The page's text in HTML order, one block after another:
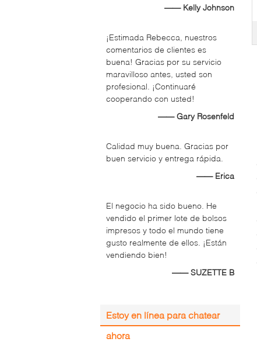
—— Kelly Johnson
¡Estimada Rebecca, nuestros
comentarios de clientes es
buena! Gracias por su servicio
maravilloso antes, usted son
profesional. ¡Continuaré
cooperando con usted!
—— Gary Rosenfeld
Calidad muy buena. Gracias por
buen servicio y entrega rápida.
—— Erica
El negocio ha sido bueno. He
vendido el primer lote de bolsos
impresos y todo el mundo tiene
gusto realmente de ellos. ¡Están
vendiendo bien!
—— SUZETTE B
Estoy en línea para chatear
ahora